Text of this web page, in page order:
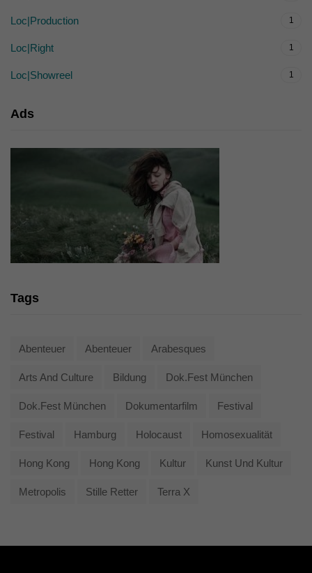
Loc|Production 1
Loc|Right 1
Loc|Showreel 1
Ads
Tags
Abenteuer Abenteuer Arabesques
Arts And Culture Bildung Dok.fest München
Dok.fest München Dokumentarfilm Festival
Festival Hamburg Holocaust Homosexualität
Hong Kong Hong Kong Kultur Kunst Und Kultur
Metropolis Stille Retter Terra X